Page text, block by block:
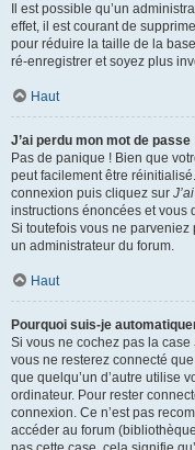
Il est possible qu’un
effet, il est courant de
pour réduire la taille de la
ré-enregistrer et soyez plus
Haut
J’ai perdu mon mot de passe
Pas de panique ! Bien que
peut facilement être
connexion puis cliquez sur
instructions énoncées et vous
Si toutefois vous ne
un administrateur du forum.
Haut
Pourquoi suis-je
Si vous ne cochez pas la case
vous ne resterez connecté
que quelqu’un d’autre utilise
ordinateur. Pour rester
connexion. Ce n’est pas
accéder au forum